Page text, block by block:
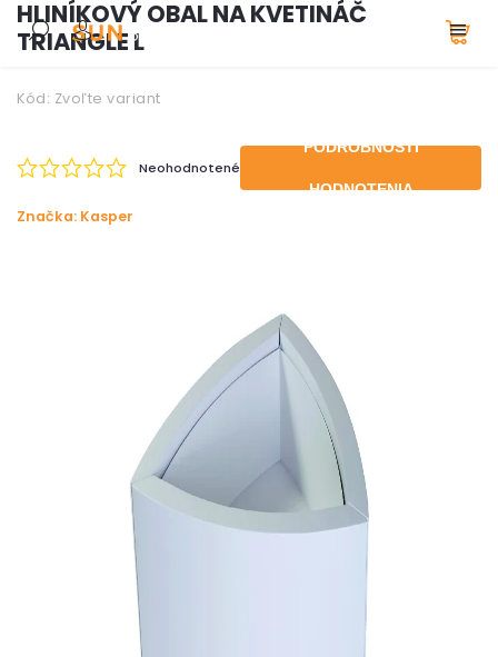
HLINÍKOVÝ OBAL NA KVETINÁČ
TRIANGLE L
Kód: Zvoľte variant
Neohodnotené
PODROBNOSTI
HODNOTENIA
Značka: Kasper